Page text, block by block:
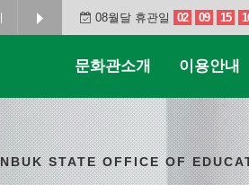
08월달 휴관일 02 09 15
문화관소개 이용안내
STATE OFFICE OF